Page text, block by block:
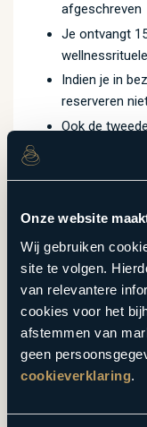
Onze website
Wij gebruiken
site te volgen.
van relevantere
cookies voor het
afstemmen van
geen
cookieverklaring.
afgeschreven
Je ontvangt
Indien je in
reserveren
Ook de
badenkaart
MEER WETEN